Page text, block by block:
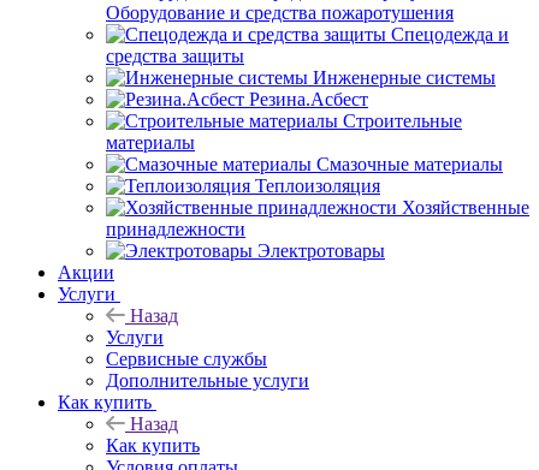
Оборудование и средства пожаротушения
Спецодежда и
средства защиты
Инженерные системы
Резина.Асбест
Строительные
материалы
Смазочные материалы
Теплоизоляция
Хозяйственные
принадлежности
Электротовары
Акции
Услуги
Назад
Услуги
Сервисные службы
Дополнительные услуги
Как купить
Назад
Как купить